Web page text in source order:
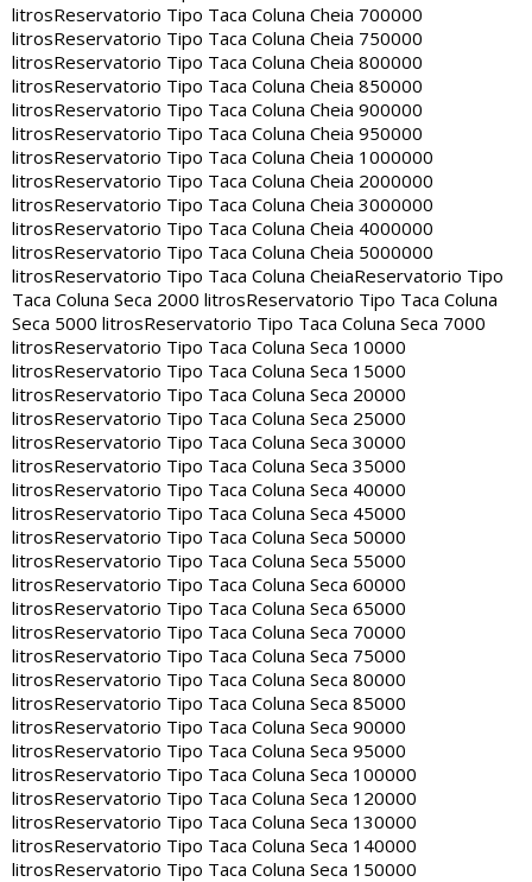
litrosReservatorio Tipo Taca Coluna Cheia 700000
litrosReservatorio Tipo Taca Coluna Cheia 750000
litrosReservatorio Tipo Taca Coluna Cheia 800000
litrosReservatorio Tipo Taca Coluna Cheia 850000
litrosReservatorio Tipo Taca Coluna Cheia 900000
litrosReservatorio Tipo Taca Coluna Cheia 950000
litrosReservatorio Tipo Taca Coluna Cheia 1000000
litrosReservatorio Tipo Taca Coluna Cheia 2000000
litrosReservatorio Tipo Taca Coluna Cheia 3000000
litrosReservatorio Tipo Taca Coluna Cheia 4000000
litrosReservatorio Tipo Taca Coluna Cheia 5000000
litrosReservatorio Tipo Taca Coluna CheiaReservatorio Tipo
Taca Coluna Seca 2000 litrosReservatorio Tipo Taca Coluna
Seca 5000 litrosReservatorio Tipo Taca Coluna Seca 7000
litrosReservatorio Tipo Taca Coluna Seca 10000
litrosReservatorio Tipo Taca Coluna Seca 15000
litrosReservatorio Tipo Taca Coluna Seca 20000
litrosReservatorio Tipo Taca Coluna Seca 25000
litrosReservatorio Tipo Taca Coluna Seca 30000
litrosReservatorio Tipo Taca Coluna Seca 35000
litrosReservatorio Tipo Taca Coluna Seca 40000
litrosReservatorio Tipo Taca Coluna Seca 45000
litrosReservatorio Tipo Taca Coluna Seca 50000
litrosReservatorio Tipo Taca Coluna Seca 55000
litrosReservatorio Tipo Taca Coluna Seca 60000
litrosReservatorio Tipo Taca Coluna Seca 65000
litrosReservatorio Tipo Taca Coluna Seca 70000
litrosReservatorio Tipo Taca Coluna Seca 75000
litrosReservatorio Tipo Taca Coluna Seca 80000
litrosReservatorio Tipo Taca Coluna Seca 85000
litrosReservatorio Tipo Taca Coluna Seca 90000
litrosReservatorio Tipo Taca Coluna Seca 95000
litrosReservatorio Tipo Taca Coluna Seca 100000
litrosReservatorio Tipo Taca Coluna Seca 120000
litrosReservatorio Tipo Taca Coluna Seca 130000
litrosReservatorio Tipo Taca Coluna Seca 140000
litrosReservatorio Tipo Taca Coluna Seca 150000